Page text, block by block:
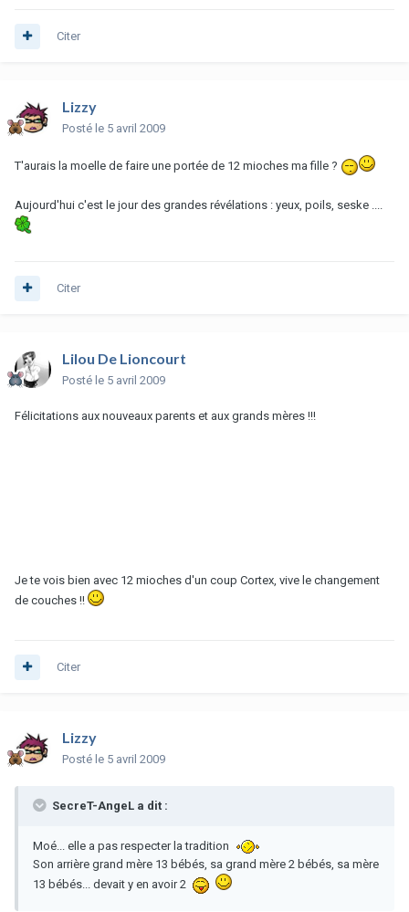
Citer
Lizzy
Posté le 5 avril 2009
T'aurais la moelle de faire une portée de 12 mioches ma fille ?
Aujourd'hui c'est le jour des grandes révélations : yeux, poils, seske ....
Citer
Lilou De Lioncourt
Posté le 5 avril 2009
Félicitations aux nouveaux parents et aux grands mères !!!
Je te vois bien avec 12 mioches d'un coup Cortex, vive le changement
de couches !!
Citer
Lizzy
Posté le 5 avril 2009
SecreT-AngeL a dit :
Moé... elle a pas respecter la tradition
Son arrière grand mère 13 bébés, sa grand mère 2 bébés, sa mère
13 bébés... devait y en avoir 2